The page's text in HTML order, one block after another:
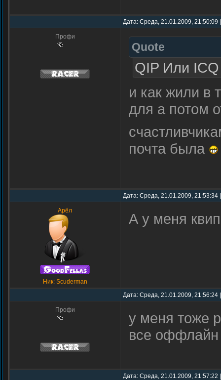
Дата: Среда, 21.01.2009,
Профи
Quote
QIP Или ICQ
и как жили в
для а потом
почта была
Дата: Среда, 21.01.2009,
Арёл
Ник: Scuderman
А у меня
Дата: Среда, 21.01.2009,
Профи
у меня тоже
все
Дата: Среда, 21.01.2009,